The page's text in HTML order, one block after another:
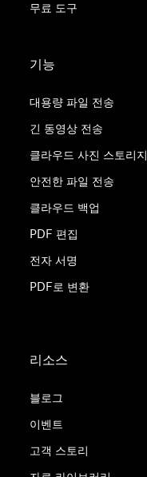
무료 도구
기능
대용량 파일 전송
긴 동영상 전송
클라우드 사진 스토리지
안전한 파일 전송
클라우드 백업
PDF 편집
전자 서명
PDF로 변환
리소스
블로그
이벤트
고객 스토리